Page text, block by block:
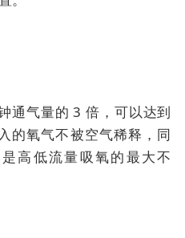
通气量的 3 倍，可以达到
的氧气不被空气稀释，同
高低流量吸氧的最大不